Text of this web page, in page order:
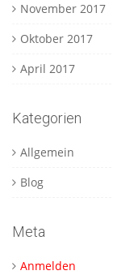
November 2017
Oktober 2017
April 2017
Kategorien
Allgemein
Blog
Meta
Anmelden